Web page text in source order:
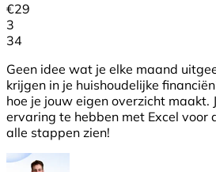
€29
3
34
Geen idee wat je elke maand
krijgen in je huishoudelijke
hoe je jouw eigen overzicht maakt.
ervaring te hebben met Excel voor
alle stappen zien!